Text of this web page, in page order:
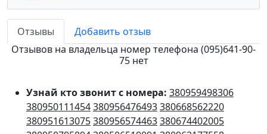
Отзывы
Добавить отзыв
Отзывов на владельца номер телефона (095)641-90-
75 нет
Узнай кто звонит с номера: 380959498306
380950111454380956476493380668562220
380951613075380956574463380674402005